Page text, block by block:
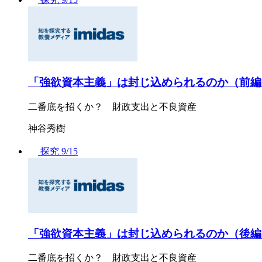
「強欲資本主義」は封じ込められるのか（前
二番底を招くか？ 財政支出と不良資産
神谷秀樹
探究 9/15
「強欲資本主義」は封じ込められるのか（後
二番底を招くか？ 財政支出と不良資産